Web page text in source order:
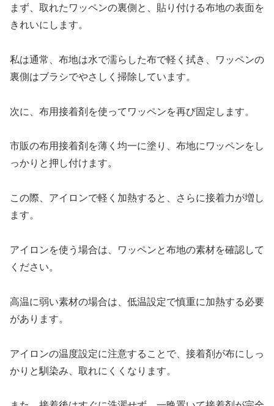
まず、取れたワッペンの裏側と、貼り付ける布地の表面を
きれいにします。
私は通常、布地は水で濡らした布で軽く拭き、ワッペンの
裏側はブラシでやさしく掃除しています。
次に、布用接着剤を使ってワッペンを再び固定します。
市販の布用接着剤を薄く均一に塗り、布地にワッペンをし
っかりと押し付けます。
この際、アイロンで軽く加熱すると、さらに接着力が増し
ます。
アイロンを使う場合は、ワッペンと布地の素材を確認して
ください。
高温に弱い素材の場合は、低温設定で慎重に加熱する必要
があります。
アイロンの温度設定に注意することで、接着剤が布にしっ
かりと馴染み、取れにくくなります。